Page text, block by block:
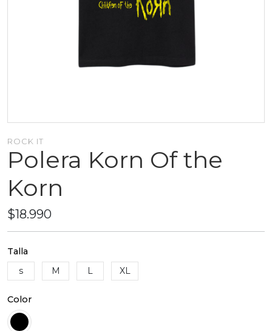
ROCK IT
Polera Korn Of the
Korn
$18.990
Talla
s
M L XL
Color